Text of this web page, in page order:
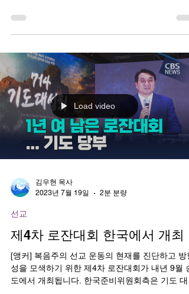
사랑하는 동역자님, 참 오랫만에 쓰는 기도편지 입
오는 준비를 하느라 또 절반의 시간을 보냈습니다.
이제 태국을 떼놓고는 말하기 어려운 인생이...
Load video
김우현 목사
2023년 7월 19일
2분 분량
선교
제4차 로잔대회 한국에서 개최